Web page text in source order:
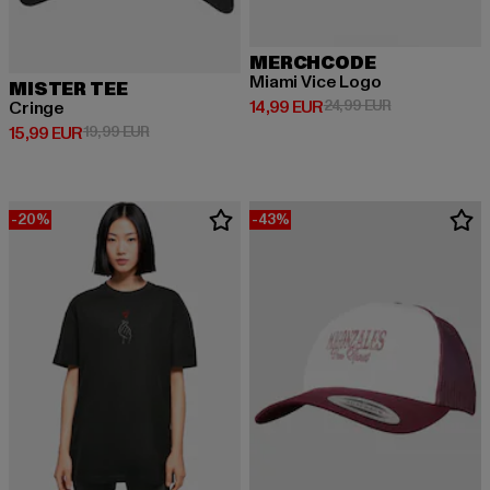
MISTER TEE
Cringe
15,99 EUR
Derzeitiger Preis: 15,99 EUR
19,99 EURAktionspreis: 19,99 EUR
MERCHCODE
Miami Vice Logo
14,99 EUR
Derzeitiger Preis: 14,99 EUR
24,99 EURAktionspreis:
-20% -43%